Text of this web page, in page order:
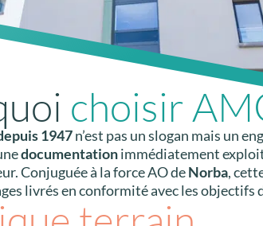
choisir
1947n’est pas un slogan mais un
documentationimmédiatement
Conjuguée à la force AO deNorba,
livrés en conformité avec les objectifs